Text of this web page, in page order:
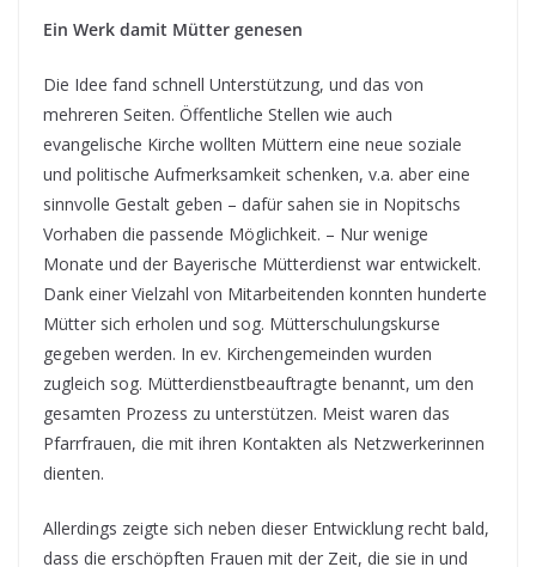
Ein Werk damit Mütter genesen
Die Idee fand schnell Unterstützung, und das von
mehreren Seiten. Öffentliche Stellen wie auch
evangelische Kirche wollten Müttern eine neue soziale
und politische Aufmerksamkeit schenken, v.a. aber eine
sinnvolle Gestalt geben – dafür sahen sie in Nopitschs
Vorhaben die passende Möglichkeit. – Nur wenige
Monate und der Bayerische Mütterdienst war entwickelt.
Dank einer Vielzahl von Mitarbeitenden konnten hunderte
Mütter sich erholen und sog. Mütterschulungskurse
gegeben werden. In ev. Kirchengemeinden wurden
zugleich sog. Mütterdienstbeauftragte benannt, um den
gesamten Prozess zu unterstützen. Meist waren das
Pfarrfrauen, die mit ihren Kontakten als Netzwerkerinnen
dienten.
Allerdings zeigte sich neben dieser Entwicklung recht bald,
dass die erschöpften Frauen mit der Zeit, die sie in und